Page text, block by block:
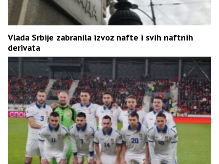
Vlada Srbije zabranila izvoz nafte i svih naftnih
derivata